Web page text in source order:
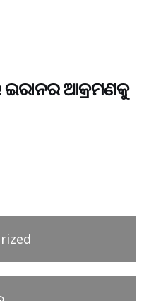
ଇରାନର ଆକ୍ରମଣକୁ